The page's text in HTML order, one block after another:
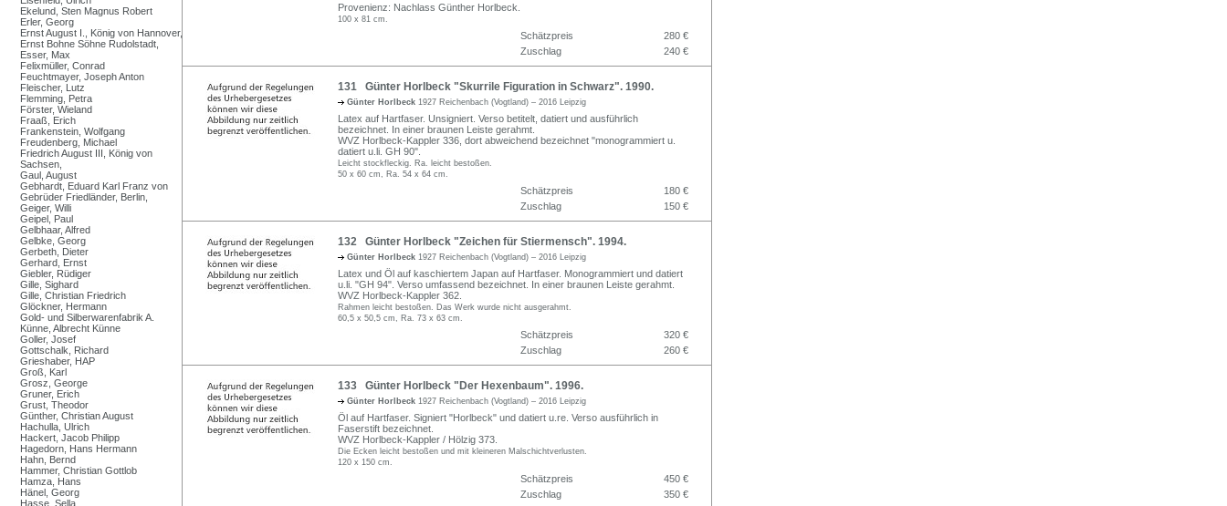
Ekelund, Sten Magnus Robert
Erler, Georg
Ernst August I., König von Hannover,
Ernst Bohne Söhne Rudolstadt,
Esser, Max
Felixmüller, Conrad
Feuchtmayer, Joseph Anton
Fleischer, Lutz
Flemming, Petra
Förster, Wieland
Fraaß, Erich
Frankenstein, Wolfgang
Freudenberg, Michael
Friedrich August III, König von
Sachsen,
Gaul, August
Gebhardt, Eduard Karl Franz von
Gebrüder Friedländer, Berlin,
Geiger, Willi
Geipel, Paul
Gelbhaar, Alfred
Gelbke, Georg
Gerbeth, Dieter
Gerhard, Ernst
Giebler, Rüdiger
Gille, Sighard
Gille, Christian Friedrich
Glöckner, Hermann
Gold- und Silberwarenfabrik A.
Künne, Albrecht Künne
Goller, Josef
Gottschalk, Richard
Grieshaber, HAP
Groß, Karl
Grosz, George
Gruner, Erich
Grust, Theodor
Günther, Christian August
Hachulla, Ulrich
Hackert, Jacob Philipp
Hagedorn, Hans Hermann
Hahn, Bernd
Hammer, Christian Gottlob
Hamza, Hans
Hänel, Georg
Hasse, Sella
Provenienz: Nachlass Günther Horlbeck.
100 x 81 cm.
Schätzpreis
280 €
Zuschlag
240 €
131 Günter Horlbeck "Skurrile Figuration in Schwarz". 1990.
Günter Horlbeck 1927 Reichenbach (Vogtland) – 2016 Leipzig
Latex auf Hartfaser. Unsigniert. Verso betitelt, datiert und ausführlich
bezeichnet. In einer braunen Leiste gerahmt.
WVZ Horlbeck-Kappler 336, dort abweichend bezeichnet "monogrammiert u.
datiert u.li. GH 90".
Leicht stockfleckig. Ra. leicht bestoßen.
50 x 60 cm, Ra. 54 x 64 cm.
Schätzpreis
180 €
Zuschlag
150 €
132 Günter Horlbeck "Zeichen für Stiermensch". 1994.
Günter Horlbeck 1927 Reichenbach (Vogtland) – 2016 Leipzig
Latex und Öl auf kaschiertem Japan auf Hartfaser. Monogrammiert und datiert
u.li. "GH 94". Verso umfassend bezeichnet. In einer braunen Leiste gerahmt.
WVZ Horlbeck-Kappler 362.
Rahmen leicht bestoßen. Das Werk wurde nicht ausgerahmt.
60,5 x 50,5 cm, Ra. 73 x 63 cm.
Schätzpreis
320 €
Zuschlag
260 €
133 Günter Horlbeck "Der Hexenbaum". 1996.
Günter Horlbeck 1927 Reichenbach (Vogtland) – 2016 Leipzig
Öl auf Hartfaser. Signiert "Horlbeck" und datiert u.re. Verso ausführlich in
Faserstift bezeichnet.
WVZ Horlbeck-Kappler / Hölzig 373.
Die Ecken leicht bestoßen und mit kleineren Malschichtverlusten.
120 x 150 cm.
Schätzpreis
450 €
Zuschlag
350 €